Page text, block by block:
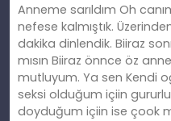
Anneme sarıldım Oh
nefese kalmıştık.
dakika dinlendik. Biiraz
mısın Biiraz önnce öz
mutluyum. Ya sen Kendi
seksi olduğum içiin
doyduğum içiin ise çook